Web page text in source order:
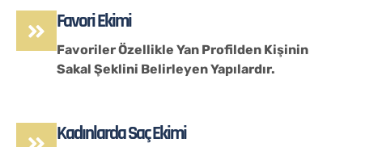
Favori Ekimi
Favoriler Özellikle Yan Profilden Kişinin
Sakal Şeklini Belirleyen Yapılardır.
Kadınlarda Saç Ekimi